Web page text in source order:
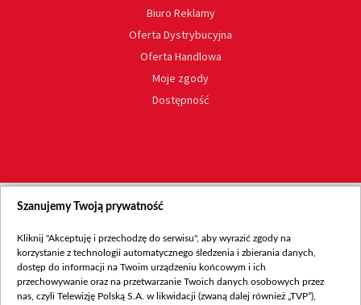
Biuro Reklamy
Oferta Dystrybucyjna
Oferta Handlowa
Moje zgody
Dostępność
Szanujemy Twoją prywatność
Kliknij "Akceptuję i przechodzę do serwisu", aby wyrazić zgody na
korzystanie z technologii automatycznego śledzenia i zbierania danych,
dostęp do informacji na Twoim urządzeniu końcowym i ich
przechowywanie oraz na przetwarzanie Twoich danych osobowych przez
nas, czyli Telewizję Polską S.A. w likwidacji (zwaną dalej również „TVP”),